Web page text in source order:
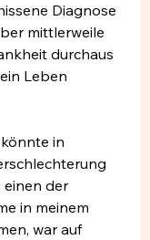
Diagnose
mittlerweile
durchaus
Leben
in
einen der
in meinem
war auf